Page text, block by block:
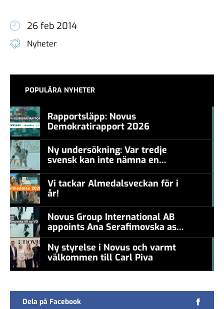
26 feb 2014
Nyheter
POPULÄRA NYHETER
Rapportsläpp: Novus
Demokratirapport 2026
Ny undersökning: Var tredje
svensk kan inte nämna en
levande konstnär
Vi tackar Almedalsveckan för i
år!
Novus Group International AB
appoints Ana Serafimovska as
new CEO
Ny styrelse i Novus och varmt
välkommen till Carl Piva
Dela på Facebook